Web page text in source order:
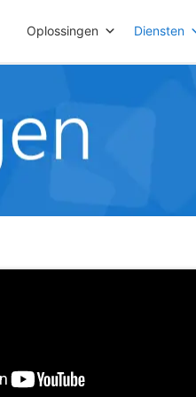
Oplossingen Diensten